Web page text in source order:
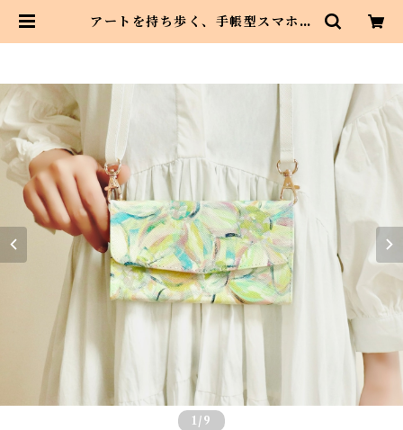
アートを持ち歩く、手帳型スマホケ
1 /9